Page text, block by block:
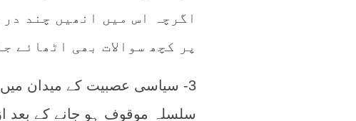
اگرچہ اس میں انھیں چند
پر کچھ سوالات بھی اٹھائے
3- سیاسی عصبیت کے میدان
سلسلہ موقوف ہو جانے کے بعد